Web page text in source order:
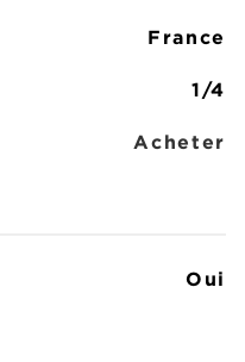
France
1/4
Acheter
Oui